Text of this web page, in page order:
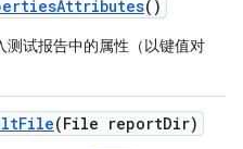
Attributes()
测试报告中的属性（以键值对
File(File reportDir)